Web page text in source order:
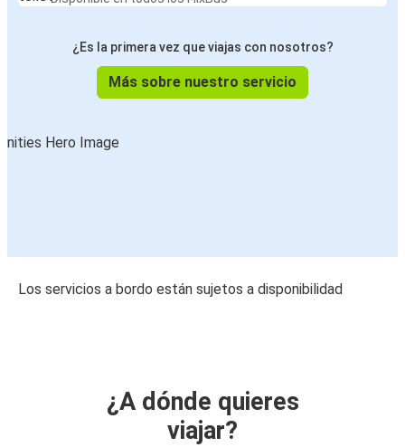
¿Es la primera vez que viajas con nosotros?
Más sobre nuestro servicio
Los servicios a bordo están sujetos a disponibilidad
¿A dónde quieres
viajar?